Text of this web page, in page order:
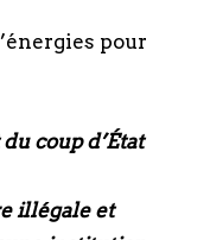
pour
coup d’État
illégale et